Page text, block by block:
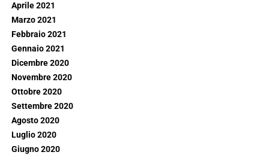
Aprile 2021
Marzo 2021
Febbraio 2021
Gennaio 2021
Dicembre 2020
Novembre 2020
Ottobre 2020
Settembre 2020
Agosto 2020
Luglio 2020
Giugno 2020